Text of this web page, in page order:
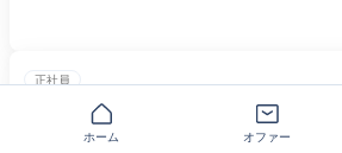
正社員
サビ管資格を活かせる支援スタッフ
株式会社クオリード
ホーム オファー